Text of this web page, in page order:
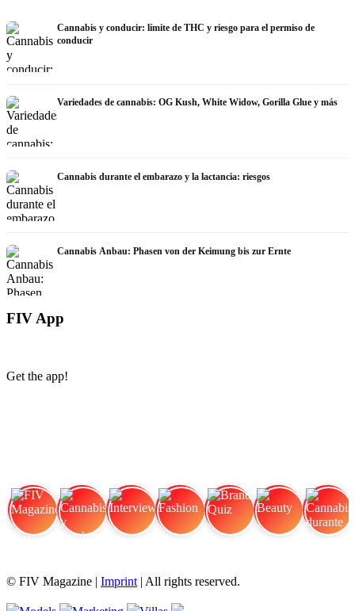
Cannabis y conducir: límite de THC y riesgo para el permiso de
conducir
Variedades de cannabis: OG Kush, White Widow, Gorilla Glue y más
Cannabis durante el embarazo y la lactancia: riesgos
Cannabis Anbau: Phasen von der Keimung bis zur Ernte
FIV App
Get the app!
© FIV Magazine | Imprint | All rights reserved.